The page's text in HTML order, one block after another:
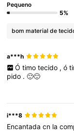
4,83
4,83
Pequeno
5%
bom material de
a***h
Ó timo tecido , ó
pido .🙂🙂
i***8
Encantadacn la